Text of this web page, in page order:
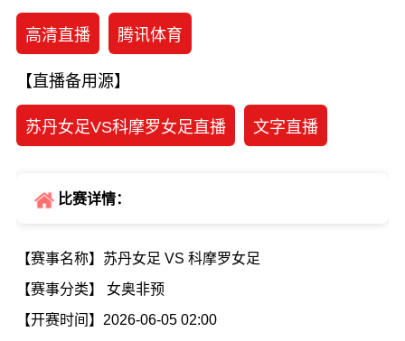
高清直播 腾讯体育
【直播备用源】
苏丹女足VS科摩罗女足直播 文字直播
比赛详情：
【赛事名称】苏丹女足 VS 科摩罗女足
【赛事分类】 女奥非预
【开赛时间】2026-06-05 02:00